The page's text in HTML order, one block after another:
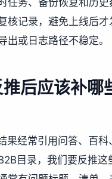
任务、备份恢复和历史
核记录，避免上线后才
出或日志路径不稳定。
后应该补哪
果经常引用问答、百科
目录，我们要反推这